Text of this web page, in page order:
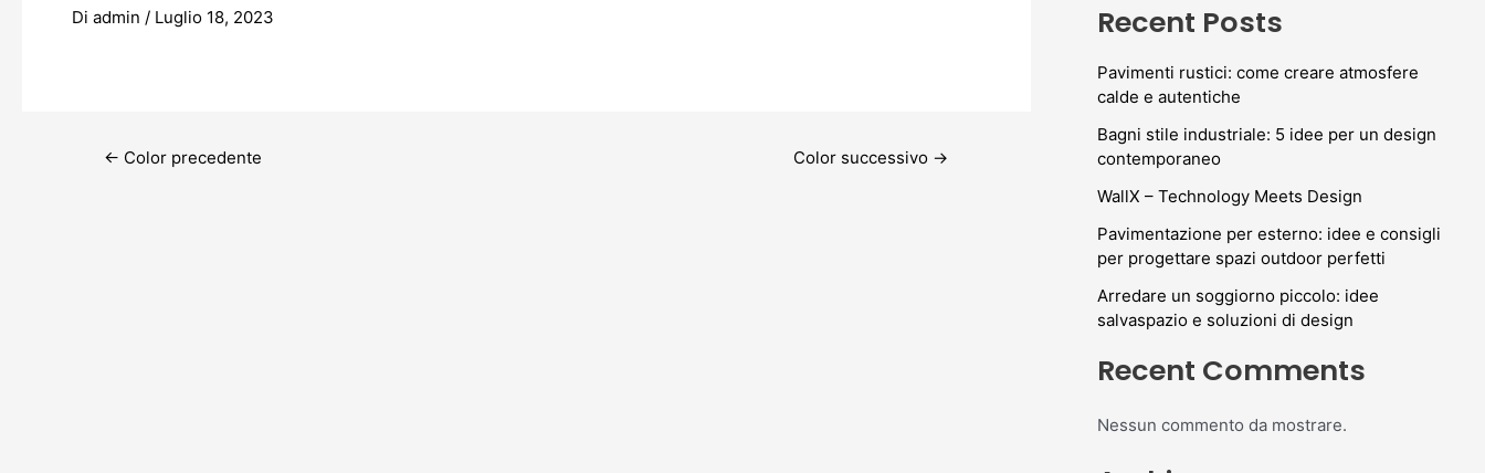
Di admin / Luglio 18, 2023
← Color precedente Color successivo →
Recent Posts
Pavimenti rustici: come creare atmosfere
calde e autentiche
Bagni stile industriale: 5 idee per un design
contemporaneo
WallX – Technology Meets Design
Pavimentazione per esterno: idee e consigli
per progettare spazi outdoor perfetti
Arredare un soggiorno piccolo: idee
salvaspazio e soluzioni di design
Recent Comments
Nessun commento da mostrare.